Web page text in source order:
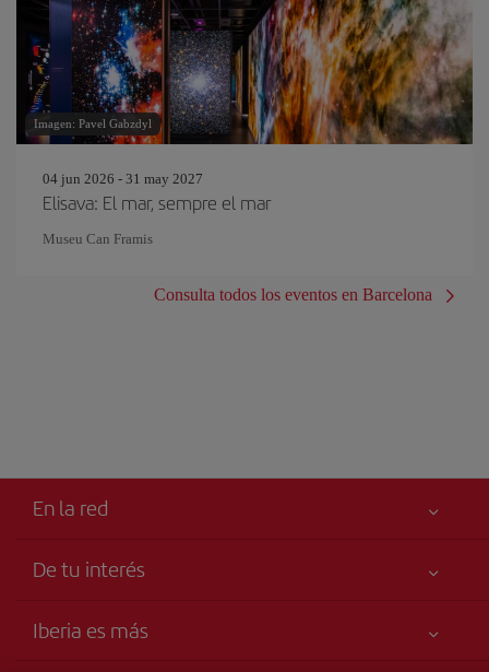
Imagen: Pavel Gabzdyl
04 jun 2026 - 31 may 2027
Elisava: El mar, sempre el mar
Museu Can Framis
Consulta todos los eventos en Barcelona
En la red
De tu interés
Accesibilidad
Iberia es más